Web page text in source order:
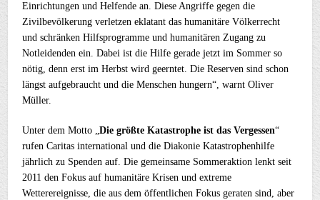
Einrichtungen und Helfende an. Diese Angriffe gegen die
Zivilbevölkerung verletzen eklatant das humanitäre Völkerrecht
und schränken Hilfsprogramme und humanitären Zugang zu
Notleidenden ein. Dabei ist die Hilfe gerade jetzt im Sommer so
nötig, denn erst im Herbst wird geerntet. Die Reserven sind schon
längst aufgebraucht und die Menschen hungern“, warnt Oliver
Müller.
Unter dem Motto „Die größte Katastrophe ist das Vergessen“
rufen Caritas international und die Diakonie Katastrophenhilfe
jährlich zu Spenden auf. Die gemeinsame Sommeraktion lenkt seit
2011 den Fokus auf humanitäre Krisen und extreme
Wetterereignisse, die aus dem öffentlichen Fokus geraten sind, aber